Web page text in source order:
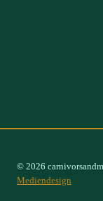
© 2026
Mediendesign